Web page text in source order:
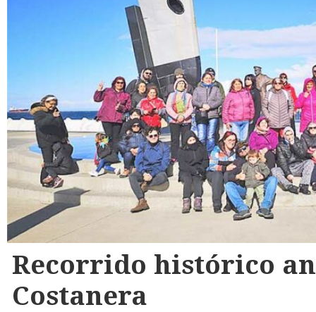
Recorrido histórico
Costanera